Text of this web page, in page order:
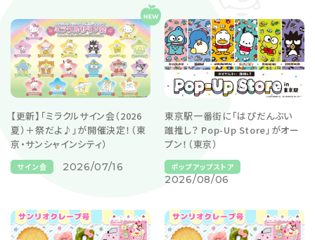
【更新】「ミラクルサイン会（2026
夏）＋祭だよ♪」が開催決定！（東
京・サンシャインシティ）
サイン会 2026/07/16
東京駅一番街に「はぴだんぶい
誰推し？ Pop-Up Store」がオー
プン！（東京）
ポップアップストア
2026/08/06